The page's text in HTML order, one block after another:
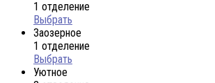
1 отделение
Выбрать
Заозерное
1 отделение
Выбрать
Уютное